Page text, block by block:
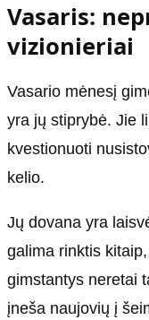
Vasaris:
vizionieriai
Vasario mėnesį
yra jų stiprybė. Jie
kvestionuoti
kelio.
Jų dovana yra
galima rinktis
gimstantys neretai
įneša naujovių į